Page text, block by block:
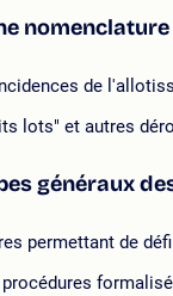
de
lots" et autres
généraux
permettant de